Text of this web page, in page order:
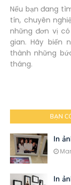
Nếu bạn đang
tín, chuyên
những đơn vị
gian. Hãy biến
thành những
tháng.
BẠN
In
In